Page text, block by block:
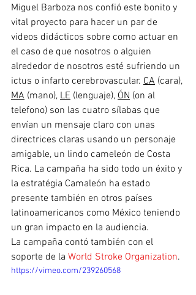
Miguel Barboza nos confió este bonito y
vital proyecto para hacer un par de
videos didácticos sobre como actuar en
el caso de que nosotros o alguien
alrededor de nosotros esté sufriendo un
ictus o infarto cerebrovascular. CA (cara),
MA (mano), LE (lenguaje), ÓN (on al
telefono) son las cuatro sílabas que
envían un mensaje claro con unas
directrices claras usando un personaje
amigable, un lindo cameleón de Costa
Rica. La campaña ha sido todo un éxito y
la estratégia Camaleón ha estado
presente también en otros países
latinoamericanos como México teniendo
un gran impacto en la audiencia.
La campaña contó también con el
soporte de la World Stroke Organization.
https://vimeo.com/239260568